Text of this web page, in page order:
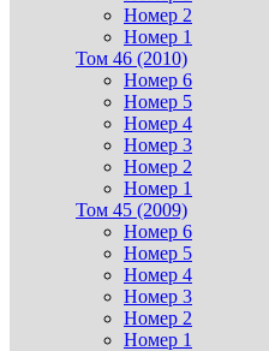
Номер 2
Номер 1
Том 46 (2010)
Номер 6
Номер 5
Номер 4
Номер 3
Номер 2
Номер 1
Том 45 (2009)
Номер 6
Номер 5
Номер 4
Номер 3
Номер 2
Номер 1